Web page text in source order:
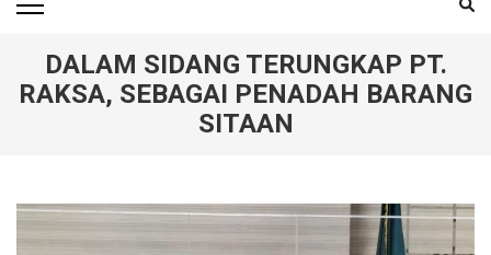
DALAM SIDANG TERUNGKAP PT.
RAKSA, SEBAGAI PENADAH BARANG
SITAAN